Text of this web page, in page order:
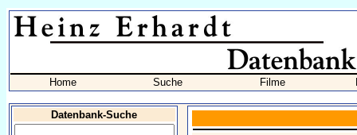
Home Suche Filme
Datenbank-Suche